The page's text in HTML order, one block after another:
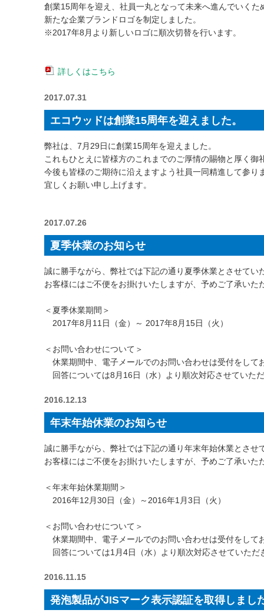
創業15周年を迎え、社員一丸となって未来へ進んでいくた
新たな企業ブランドロゴを制定しました。
※2017年8月より新しいロゴに順次切替を行います。
詳しくはこちら
2017.07.31
エコウッドは創業15周年を迎えました。
弊社は、7月29日に創業15周年を迎えました。
これもひとえに皆様方のこれまでのご厚情の賜物と厚く御
今後も皆様のご期待に沿えますよう社員一同精進して参り
宜しくお願い申し上げます。
2017.07.26
夏季休業のお知らせ
誠に勝手ながら、弊社では下記の通り夏季休業とさせてい
お客様にはご不便をお掛けいたしますが、予めご了承い
＜夏季休業期間＞
2017年8月11日（金）～ 2017年8月15日（火）
＜お問い合わせについて＞
休業期間中、電子メールでのお問い合わせは受付をして
回答については8月16日（水）より順次対応させていた
2016.12.13
年末年始休業のお知らせ
誠に勝手ながら、弊社では下記の通り年末年始休業とさせ
お客様にはご不便をお掛けいたしますが、予めご了承い
＜年末年始休業期間＞
2016年12月30日（金）～2016年1月3日（火）
＜お問い合わせについて＞
休業期間中、電子メールでのお問い合わせは受付をして
回答については1月4日（水）より順次対応させていただ
2016.11.15
発泡製品がJISマーク表示認証を取得しまし